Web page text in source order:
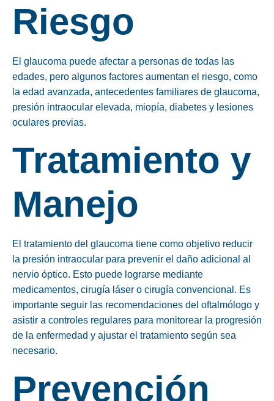
Riesgo
El glaucoma puede afectar a personas de todas las
edades, pero algunos factores aumentan el riesgo, como
la edad avanzada, antecedentes familiares de glaucoma,
presión intraocular elevada, miopía, diabetes y lesiones
oculares previas.
Tratamiento y
Manejo
El tratamiento del glaucoma tiene como objetivo reducir
la presión intraocular para prevenir el daño adicional al
nervio óptico. Esto puede lograrse mediante
medicamentos, cirugía láser o cirugía convencional. Es
importante seguir las recomendaciones del oftalmólogo y
asistir a controles regulares para monitorear la progresión
de la enfermedad y ajustar el tratamiento según sea
necesario.
Prevención